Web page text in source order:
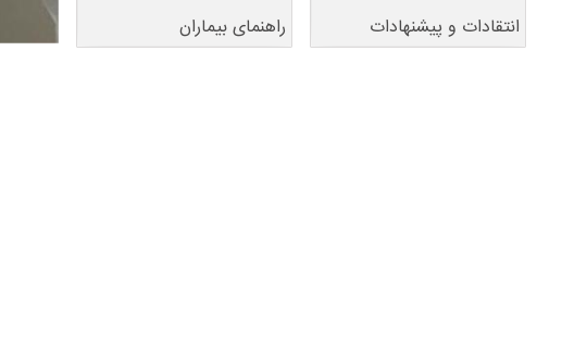
انتقادات و پیشنهادات راهنمای بیماران